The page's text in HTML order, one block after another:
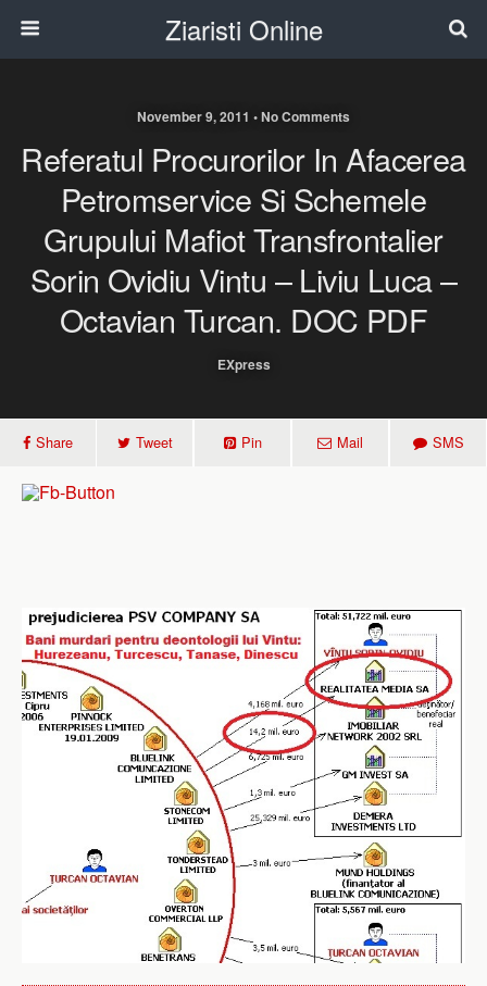
Ziaristi Online
November 9, 2011 • No Comments
Referatul Procurorilor In Afacerea
Petromservice Si Schemele
Grupului Mafiot Transfrontalier
Sorin Ovidiu Vintu – Liviu Luca –
Octavian Turcan. DOC PDF
EXpress
Share Tweet Pin Mail SMS